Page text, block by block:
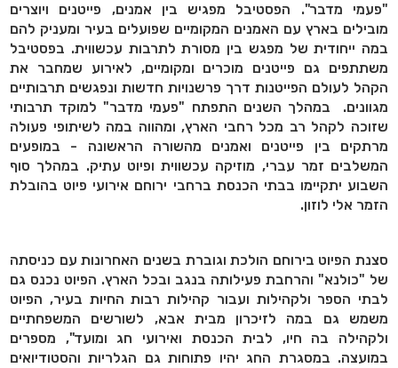
"פעמי מדבר". הפסטיבל מפגיש בין אמנים, פייטנים ויוצרים
מובילים בארץ עם האמנים המקומיים שפועלים בעיר ומעניק להם
במה ייחודית של מפגש בין מסורת לתרבות עכשווית. בפסטיבל
משתתפים גם פייטנים מוכרים ומקומיים, לאירוע שמחבר את
הקהל לעולם הפייטנות דרך פרשנויות חדשות ונפגשים תרבותיים
מגוונים. במהלך השנים התפתח "פעמי מדבר" למוקד תרבותי
שזוכה לקהל רב מכל רחבי הארץ, ומהווה במה לשיתופי פעולה
מרתקים בין פייטנים ואמנים מהשורה הראשונה - במופעים
המשלבים זמר עברי, מוזיקה עכשווית ופיוט עתיק.במהלך סוף
השבוע יתקיימו בבתי הכנסת ברחבי ירוחם אירועי פיוט בהובלת
הזמר אלי לוזון.
סצנת הפיוט בירוחם הולכת וגוברת בשנים האחרונות עם כניסתה
של "כולנא" והרחבת פעילותה בנגב ובכל הארץ. הפיוט נכנס גם
לבתי הספר ולקהילות ועבור קהילות רבות החיות בעיר, הפיוט
משמש גם במה לזיכרון מבית אבא, לשורשים המשפחתיים
ולקהילה בה חיו, לבית הכנסת ואירועי חג ומועד", מספרים
במועצה. במסגרת החג יהיו פתוחות גם הגלריות והסטודיואים